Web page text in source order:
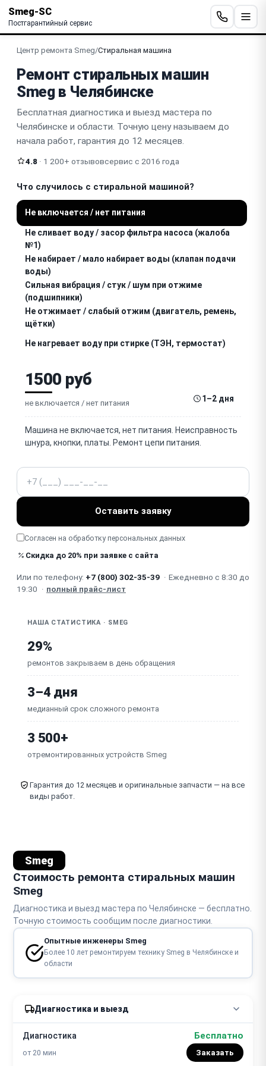
Smeg-SC
Постгарантийный сервис
Центр ремонта Smeg/Стиральная машина
Ремонт стиральных машин
Smeg в Челябинске
Бесплатная диагностика и выезд мастера по
Челябинске и области. Точную цену называем до
начала работ, гарантия до 12 месяцев.
4.8 · 1 200+ отзывовсервис с 2016 года
Что случилось с стиральной машиной?
Не включается / нет питания
Не сливает воду / засор фильтра насоса (жалоба
№1)
Не набирает / мало набирает воды (клапан подачи
воды)
Сильная вибрация / стук / шум при отжиме
(подшипники)
Не отжимает / слабый отжим (двигатель, ремень,
щётки)
Не нагревает воду при стирке (ТЭН, термостат)
люка)
Течёт вода / протекает (манжета люка, шланги,
насос)
Ошибки / коды ошибок на дисплее
Не работает программатор / кнопки выбора
программ
Запах / неприятный запах из барабана (плесень,
Не сливается вода полностью / медленно сливает
Не вращается / медленно вращается барабан
(двигатель, ремень)
1500 руб
не включается / нет питания 1–2 дня
Машина не включается, нет питания. Неисправность
шнура, кнопки, платы. Ремонт цепи питания.
Телефон
Оставить заявку
Согласен на обработку персональных данных
Скидка до 20% при заявке с сайта
Или по телефону: +7 (800) 302-35-39 · Ежедневно с 8:30 до
19:30 · полный прайс-лист
НАША СТАТИСТИКА · SMEG
29%
ремонтов закрываем в день обращения
3–4 дня
медианный срок сложного ремонта
3 500+
отремонтированных устройств Smeg
Гарантия до 12 месяцев и оригинальные запчасти — на все
виды работ.
Smeg
Стоимость ремонта стиральных машин
Smeg
Диагностика и выезд мастера по Челябинске — бесплатно.
Точную стоимость сообщим после диагностики.
Опытные инженеры Smeg
Более 10 лет ремонтируем технику Smeg в Челябинске и
области
Диагностика и выезд
Диагностика
от 20 мин
Бесплатно
Заказать